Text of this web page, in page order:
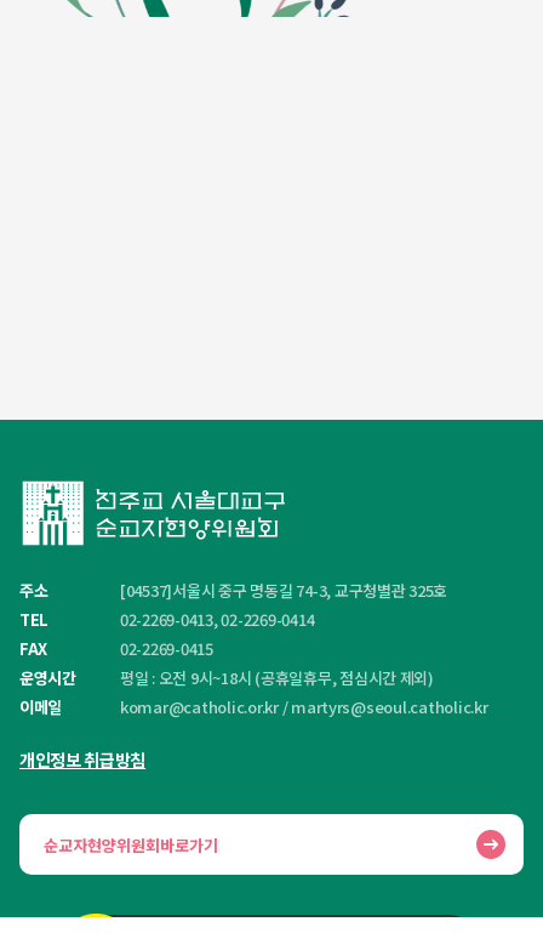
주소
[04537]서울시 중구 명동길 74-3, 교구청별관 325호
TEL
02-2269-0413, 02-2269-0414
FAX
02-2269-0415
운영시간
평일 : 오전 9시~18시 (공휴일휴무, 점심시간 제외)
이메일
komar@catholic.or.kr/martyrs@seoul.catholic.kr
개인정보 취급방침
순교자현양위원회바로가기